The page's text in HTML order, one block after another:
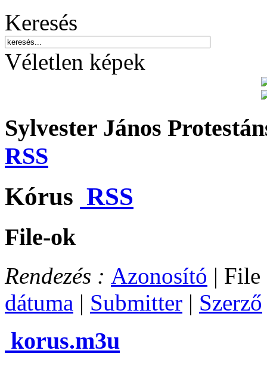
Keresés
Véletlen képek
Sylvester János
RSS
Kórus RSS
File-ok
Rendezés : Azonosító |
dátuma | Submitter | Szerző
korus.m3u